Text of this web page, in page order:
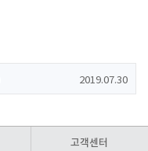
2019.07.30
고객센터